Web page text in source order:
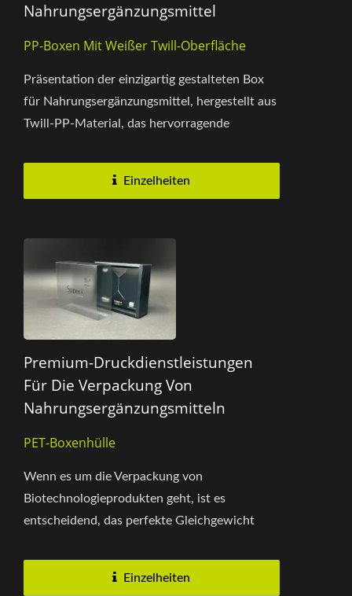
Nahrungsergänzungsmittel
PP-Boxen Mit Weißer Twill-Oberfläche
Präsentation der einzigartig gestalteten Box
für Nahrungsergänzungsmittel, hergestellt aus
Twill-PP-Material, das hervorragende
Einzelheiten
Premium-Druckdienstleistungen
Für Die Verpackung Von
Nahrungsergänzungsmitteln
PET-Boxenhülle
Wenn es um die Verpackung von
Biotechnologieprodukten geht, ist es
entscheidend, das perfekte Gleichgewicht
Funktionalität...
Einzelheiten